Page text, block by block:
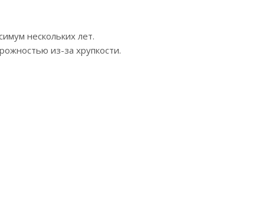
нескольких лет.
из-за хрупкости.